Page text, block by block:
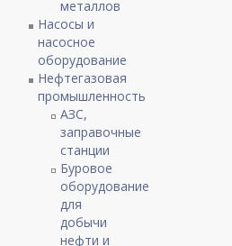
металлов
Насосы и
насосное
оборудование
Нефтегазовая
промышленность
АЗС,
заправочные
станции
Буровое
оборудование
для
добычи
нефти и